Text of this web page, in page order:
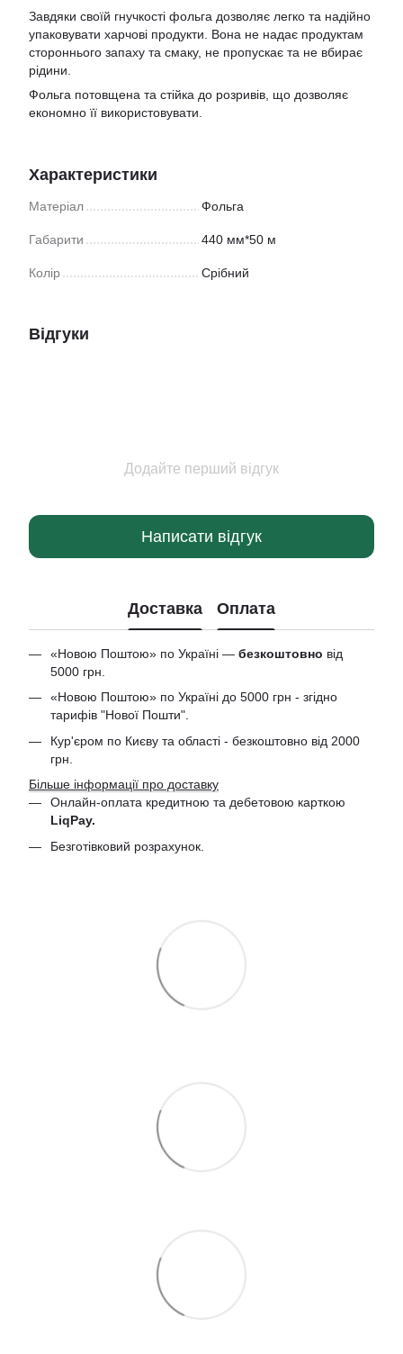
Завдяки своїй гнучкості фольга дозволяє легко та надійно
упаковувати харчові продукти. Вона не надає продуктам
стороннього запаху та смаку, не пропускає та не вбирає
рідини.
Фольга потовщена та стійка до розривів, що дозволяє
економно її використовувати.
Характеристики
Матеріал Фольга
Габарити 440 мм*50 м
Колір Срібний
Відгуки
Додайте перший відгук
Написати відгук
Доставка Оплата
«Новою Поштою» по Україні — безкоштовно від
5000 грн.
«Новою Поштою» по Україні до 5000 грн - згідно
тарифів "Нової Пошти".
Кур'єром по Києву та області - безкоштовно від 2000
грн.
Більше інформації про доставку
Онлайн-оплата кредитною та дебетовою карткою
LiqPay.
Безготівковий розрахунок.